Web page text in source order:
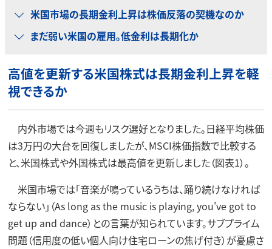
米国市場の長期金利上昇は株価反落の契機なのか
まだ弱い米国の雇用。低金利は長期化か
高値を更新する米国株式は長期金利上昇を軽
視できるか
内外市場では今週もリスク選好となりました。日経平均株価
は3万円の大台を回復しましたが、MSCI株価指数で比較する
と、米国株式や外国株式は最高値を更新しました（図表1）。
米国市場では「音楽が鳴っているうちは、踊り続けなければ
ならない」（As long as the music is playing, you've got to
get up and dance）との言葉が知られています。サブプライム
問題（信用度の低い個人向け住宅ローンの焦げ付き）が憂慮さ